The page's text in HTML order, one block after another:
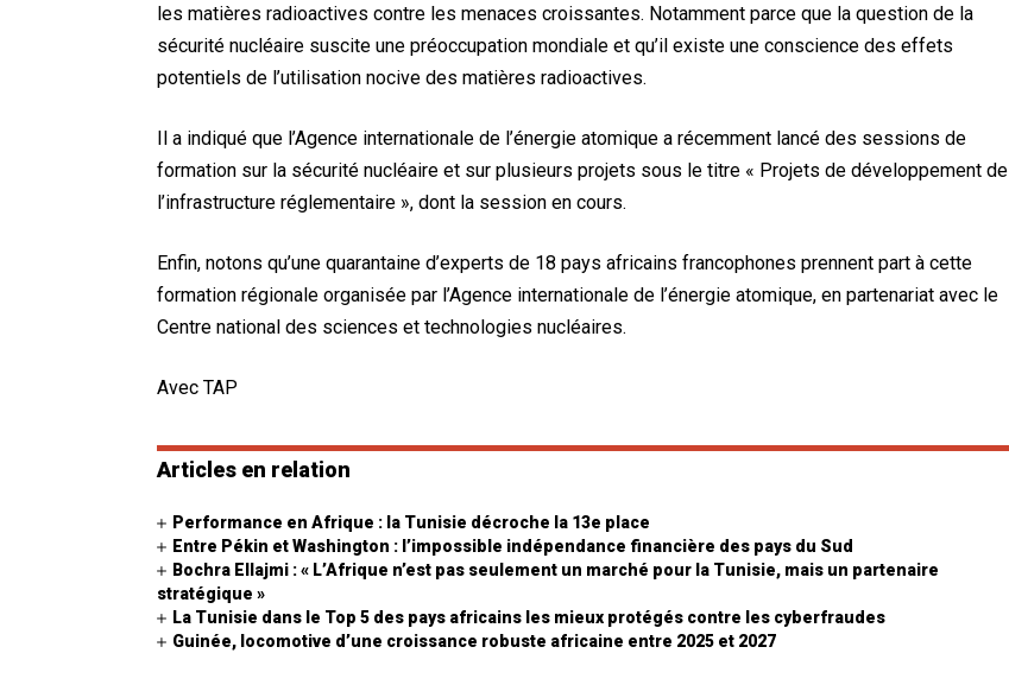
les matières radioactives contre les menaces croissantes. Notamment parce que la question de la
sécurité nucléaire suscite une préoccupation mondiale et qu’il existe une conscience des effets
potentiels de l’utilisation nocive des matières radioactives.
Il a indiqué que l’Agence internationale de l’énergie atomique a récemment lancé des sessions de
formation sur la sécurité nucléaire et sur plusieurs projets sous le titre « Projets de développement de
l’infrastructure réglementaire », dont la session en cours.
Enfin, notons qu’une quarantaine d’experts de 18 pays africains francophones prennent part à cette
formation régionale organisée par l’Agence internationale de l’énergie atomique, en partenariat avec le
Centre national des sciences et technologies nucléaires.
Avec TAP
Articles en relation
Performance en Afrique : la Tunisie décroche la 13e place
Entre Pékin et Washington : l’impossible indépendance financière des pays du Sud
Bochra Ellajmi : « L’Afrique n’est pas seulement un marché pour la Tunisie, mais un partenaire
stratégique »
La Tunisie dans le Top 5 des pays africains les mieux protégés contre les cyberfraudes
Guinée, locomotive d’une croissance robuste africaine entre 2025 et 2027